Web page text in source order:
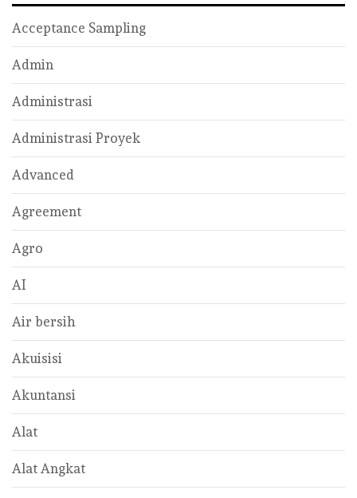
Acceptance Sampling
Admin
Administrasi
Administrasi Proyek
Advanced
Agreement
Agro
AI
Air bersih
Akuisisi
Akuntansi
Alat
Alat Angkat